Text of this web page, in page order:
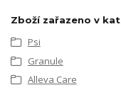
Zboží zařazeno v
Psi
Granule
Alleva Care